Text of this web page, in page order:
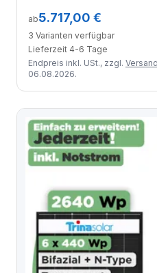
ab5.717,00 €
3 Varianten verfügbar
Lieferzeit 4-6 Tage
Endpreis inkl. USt., zzgl.
06.08.2026.